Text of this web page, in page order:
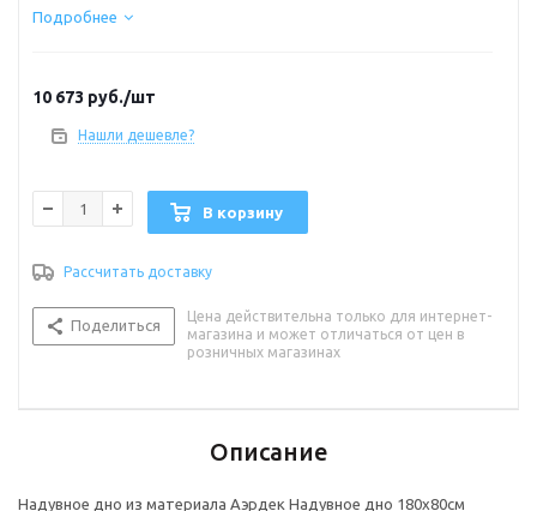
КИЛЬЕВЫХ ПВХ ЛОДОК ( этот лодки не имеющие надувной
Подробнее
10 673 руб./шт
Нашли дешевле?
В корзину
Рассчитать доставку
Поделиться
Цена действительна только для интернет-
магазина и может отличаться от цен в
розничных магазинах
Описание
Надувное дно из материала Аэрдек Надувное дно 180х80см